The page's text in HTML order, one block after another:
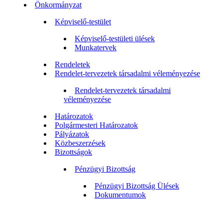
Önkormányzat
Képviselő-testület
Képviselő-testületi ülések
Munkatervek
Rendeletek
Rendelet-tervezetek társadalmi véleményezése
Rendelet-tervezetek társadalmi
véleményezése
Határozatok
Polgármesteri Határozatok
Pályázatok
Közbeszerzések
Bizottságok
Pénzügyi Bizottság
Pénzügyi Bizottság Ülések
Dokumentumok